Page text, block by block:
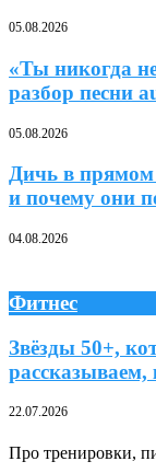
05.08.2026
«Ты никогда
разбор песни
05.08.2026
Дичь в прямом
и почему они
04.08.2026
Фитнес
Звёзды 50+,
рассказываем,
22.07.2026
Про тренировки,